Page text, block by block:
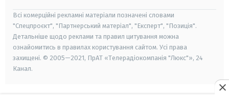
Всі комерційні рекламні матеріали позначені словами
"Спецпроєкт", "Партнерський матеріал", "Експерт", "Позиція".
Детальніше щодо реклами та правил цитування можна
ознайомитись в правилах користування сайтом. Усі права
захищені. © 2005—2021, ПрАТ «Телерадіокомпанія "Люкс"», 24
Канал.